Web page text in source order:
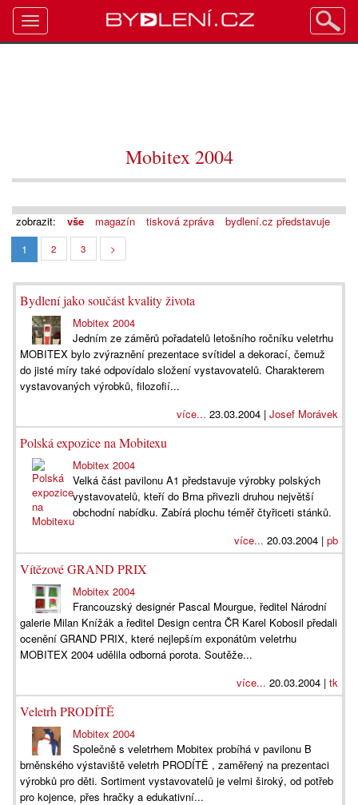
Mobitex 2004
zobrazit: vše magazín tisková zpráva
bydlení.cz představuje
1
2 3 >
Bydlení jako součást kvality života
Mobitex 2004
Jedním ze záměrů pořadatelů letošního ročníku veletrhu
MOBITEX bylo zvýraznění prezentace svítidel a dekorací, čemuž
do jisté míry také odpovídalo složení vystavovatelů. Charakterem
vystavovaných výrobků, filozofií...
více... 23.03.2004 | Josef Morávek
Polská expozice na Mobitexu
Mobitex 2004
Velká část pavilonu A1 představuje výrobky polských
vystavovatelů, kteří do Brna přivezli druhou největší
obchodní nabídku. Zabírá plochu téměř čtyřiceti stánků.
více... 20.03.2004 | pb
Vítězové GRAND PRIX
Mobitex 2004
Francouzský designér Pascal Mourgue, ředitel Národní
galerie Milan Knížák a ředitel Design centra ČR Karel Kobosil předali
ocenění GRAND PRIX, které nejlepším exponátům veletrhu
MOBITEX 2004 udělila odborná porota. Soutěže...
více... 20.03.2004 | tk
Veletrh PRODÍTĚ
Mobitex 2004
Společně s veletrhem Mobitex probíhá v pavilonu B
brněnského výstaviště veletrh PRODÍTĚ , zaměřený na prezentaci
výrobků pro děti. Sortiment vystavovatelů je velmi široký, od potřeb
pro kojence, přes hračky a edukativní...
Toggle
navigation